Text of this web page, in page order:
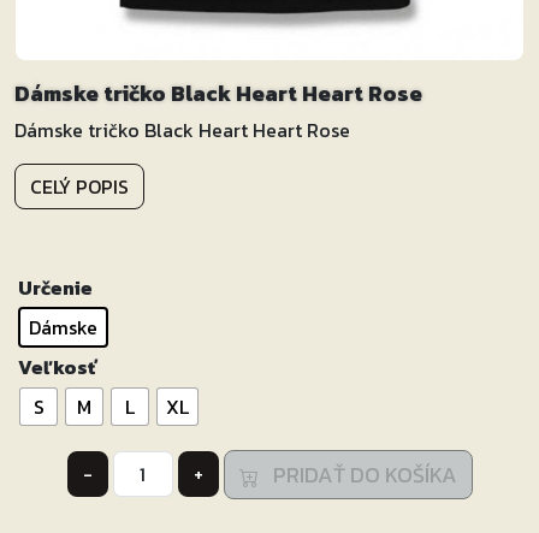
Dámske tričko Black Heart Heart Rose
Dámske tričko Black Heart Heart Rose
CELÝ POPIS
Určenie
Dámske
Veľkosť
S
M L XL
-
množstvo
Dámske
+ PRIDAŤ DO KOŠÍKA